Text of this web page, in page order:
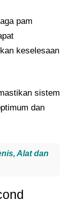
pam
keselesaan
sistem
dan
Alat dan